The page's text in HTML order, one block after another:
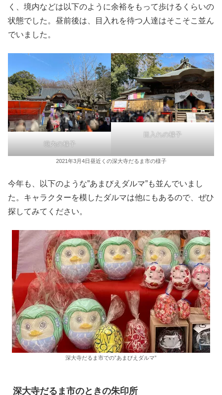
く、境内などは以下のように余裕をもって歩けるくらいの
状態でした。昼前後は、目入れを待つ人達はそこそこ並ん
でいました。
境内の様子
目入れの様子
2021年3月4日昼近くの深大寺だるま市の様子
今年も、以下のような”あまびえダルマ”も並んでいまし
た。キャラクターを模したダルマは他にもあるので、ぜひ
探してみてください。
深大寺だるま市での”あまびえダルマ”
深大寺だるま市のときの朱印所